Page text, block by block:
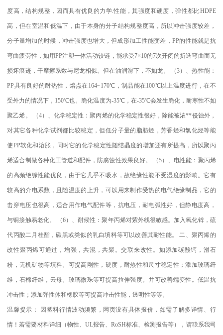
度高，结构规整，因而具有优良的力学.性能，其强度和硬度，弹性都比HDPE
高，但在室温和低温下，由于本身的分子结构规整度高，所以冲击强度较差，
分子量增加的时候，冲击强度也增大，但成形加工性能变差， PP的性能就是抗
弯曲疲劳性，如用PP注塑一体活动铰链，能承受7×10的7次开闭的折迭弯曲而无
损坏痕迹，干摩擦系数与尼龙相似。但在油润滑下，不如龙。 （3）、热性能：
PP具有良好的耐热性，熔点在164~170℃ ，制品能在100℃以上温度进行，在不
受外力的情况下， 150℃也。脆化温度为-35℃，在-35℃会发生脆化，耐寒性不如
聚乙烯。 （4）、化学稳定性：聚丙烯的化学稳定性很好，除能被浓**侵蚀外，
对其它各种化学试剂都比较稳定，但低分子量的脂肪烃，芳香烃和氯化烃等能
使PP软化和溶胀，同时它的化学稳定性随结晶度的增加还有所提高，所以聚丙
烯适合制做各种化工管道和配件，防腐蚀性效果良好。 （5）、电性能：聚丙烯
的高频绝缘性能优良，由于它几乎不吸水，故绝缘性能不受湿度的影响。它有
较高的介电系数，且随温度的上升，可以用来制作受热的电气绝缘制品，它的
击穿电压也很高，适合用作电气配件等，抗电压，耐电弧性好，但静电度高，
与铜接触易老化。 （6）、耐候性：聚年丙烯对紫外线很敏感。加入氧化锌，硫
代丙酸二月桂酯，碳黑或类似的乳白填料等可以改善其耐性能。二、聚丙烯的
改性聚丙烯可通过，增强，共混，共聚。交联来改性。如添加碳酸钙，滑石
粉，无机矿物等填料。可提高刚性，硬度，耐热性和尺寸稳定性；添加玻璃纤
维，石棉纤维，云母。玻璃微珠等可提高拉伸强度。并可改善蠕变性。低温抗
冲击性；添加弹性体和橡胶等可提高冲击性能，透明性等等。
温馨提示： 因塑料行情波动频繁，网页没有具体报价，如需了解多详情、行
情！若需要材料详细（物性、 UL报告、RoSH标准、检测报告等），请联系我司